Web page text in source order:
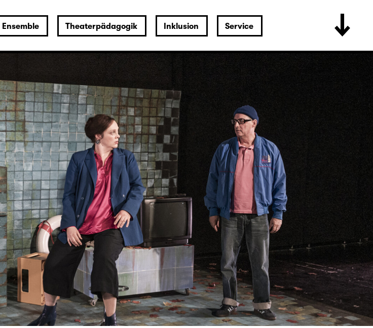
Ensemble Theaterpädagogik Inklusion Service